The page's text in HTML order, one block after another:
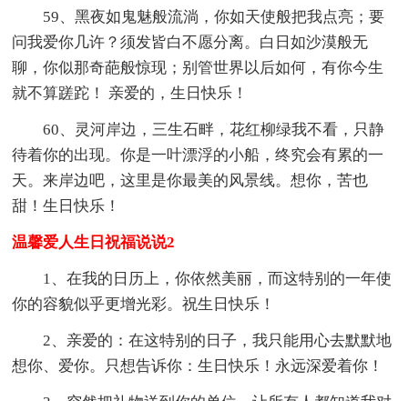
59、黑夜如鬼魅般流淌，你如天使般把我点亮；要
问我爱你几许？须发皆白不愿分离。白日如沙漠般无
聊，你似那奇葩般惊现；别管世界以后如何，有你今生
就不算蹉跎！ 亲爱的，生日快乐！
60、灵河岸边，三生石畔，花红柳绿我不看，只静
待着你的出现。你是一叶漂浮的小船，终究会有累的一
天。来岸边吧，这里是你最美的风景线。想你，苦也
甜！生日快乐！
温馨爱人生日祝福说说2
1、在我的日历上，你依然美丽，而这特别的一年使
你的容貌似乎更增光彩。祝生日快乐！
2、亲爱的：在这特别的日子，我只能用心去默默地
想你、爱你。只想告诉你：生日快乐！永远深爱着你！